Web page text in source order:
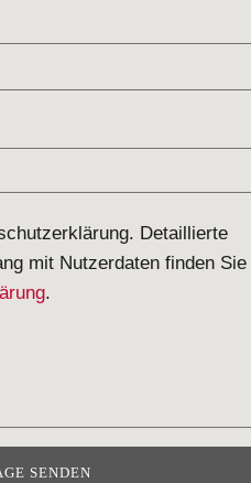
Detaillierte
mit Nutzerdaten finden Sie
.